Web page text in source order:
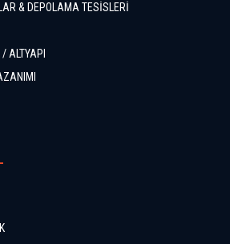
& DEPOLAMA TESİSLERİ
ALTYAPI